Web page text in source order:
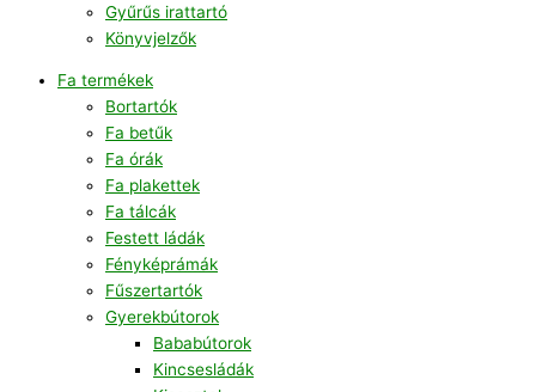
Gyűrűs irattartó
Könyvjelzők
Fa termékek
Bortartók
Fa betűk
Fa órák
Fa plakettek
Fa tálcák
Festett ládák
Fényképrámák
Fűszertartók
Gyerekbútorok
Bababútorok
Kincsesládák